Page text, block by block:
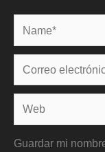
Name*
Correo
electrónico*
Web
Guardar mi